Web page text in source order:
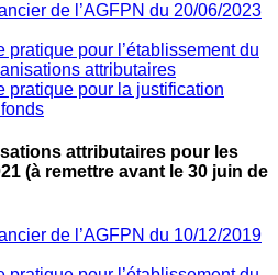
de l’AGFPN du 20/06/2023
pratique pour l’établissement du
attributaires
pratique pour la justification
attributaires pour les
(à remettre avant le 30 juin de
de l’AGFPN du 10/12/2019